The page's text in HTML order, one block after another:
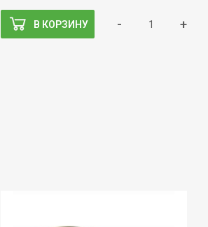
В КОРЗИНУ - +